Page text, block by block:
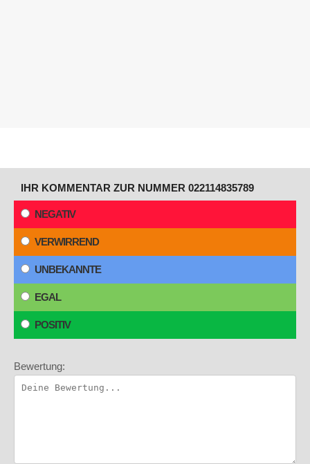
IHR KOMMENTAR ZUR NUMMER 022114835789
NEGATIV
VERWIRREND
UNBEKANNTE
EGAL
POSITIV
Bewertung: